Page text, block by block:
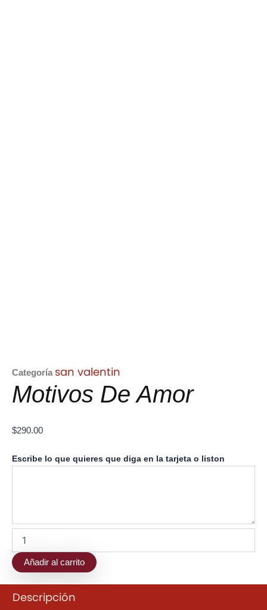
Categoría san valentin
Motivos De Amor
$290.00
Escribe lo que quieres que diga en la tarjeta o liston
Motivos
De
Añadir al carrito
Descripción